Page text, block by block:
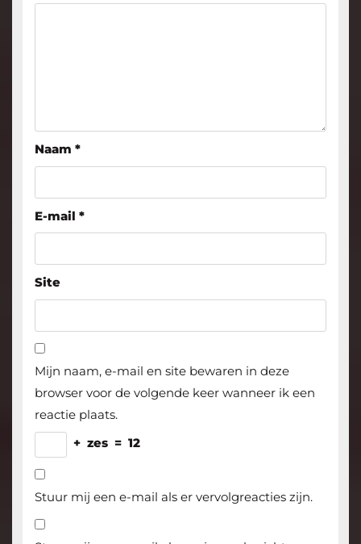
Naam *
E-mail *
Site
Mijn naam, e-mail en site bewaren in deze
browser voor de volgende keer wanneer ik een
reactie plaats.
+ zes = 12
Stuur mij een e-mail als er vervolgreacties zijn.